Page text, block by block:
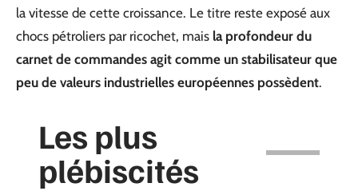
la vitesse de cette croissance. Le titre reste exposé aux
chocs pétroliers par ricochet, mais la profondeur du
carnet de commandes agit comme un stabilisateur que
peu de valeurs industrielles européennes possèdent.
Les plus
plébiscités